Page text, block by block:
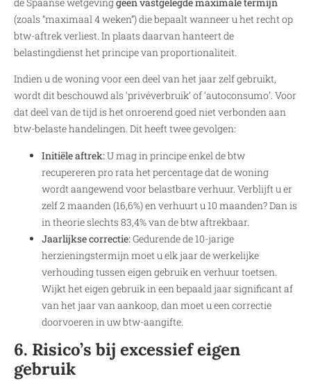
(zoals “maximaal 4 weken”) die bepaalt wanneer u het recht op
btw-aftrek verliest. In plaats daarvan hanteert de
belastingdienst het principe van proportionaliteit.
Indien u de woning voor een deel van het jaar zelf gebruikt,
wordt dit beschouwd als ‘privéverbruik’ of ‘autoconsumo’. Voor
dat deel van de tijd is het onroerend goed niet verbonden aan
btw-belaste handelingen. Dit heeft twee gevolgen:
Initiële aftrek:U mag in principe enkel de btw
recupereren pro rata het percentage dat de woning
wordt aangewend voor belastbare verhuur. Verblijft u er
zelf 2 maanden (16,6%) en verhuurt u 10 maanden? Dan is
in theorie slechts 83,4% van de btw aftrekbaar.
Jaarlijkse correctie:Gedurende de 10-jarige
herzieningstermijn moet u elk jaar de werkelijke
verhouding tussen eigen gebruik en verhuur toetsen.
Wijkt het eigen gebruik in een bepaald jaar significant af
van het jaar van aankoop, dan moet u een correctie
doorvoeren in uw btw-aangifte.
6. Risico’s bij excessief eigen
gebruik